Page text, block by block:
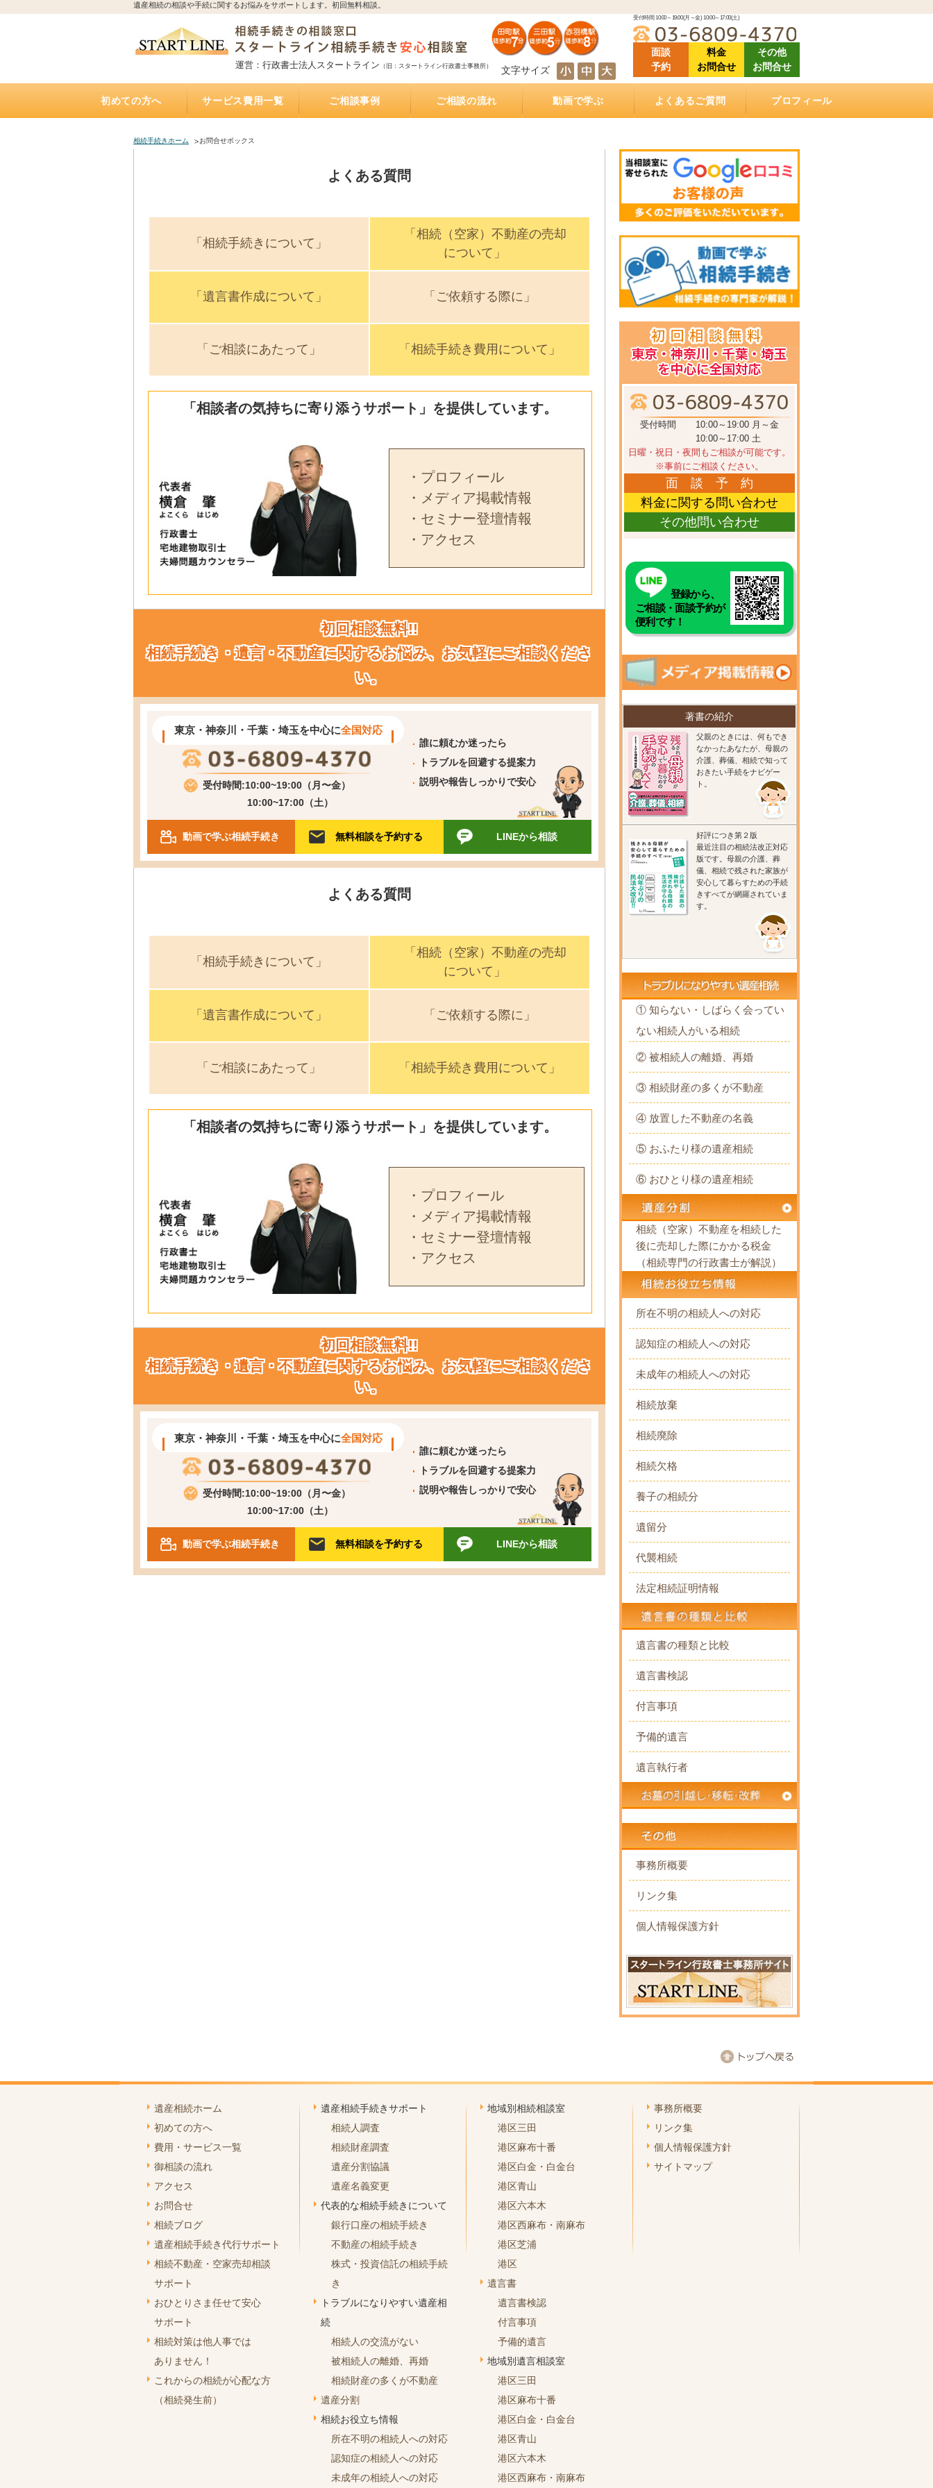
遺産相続の相談や手続に関するお悩みをサポートします。初回無料相談。
運営：行政書士法人スタートライン （旧：スタートライン行政書士事務所） 文字サイズ
受付時間 10:00～19:00(月～金) 10:00～17:00(土)
面談
予約
料金
お問合せ
その他
お問合せ
初めての方へ
ば？費用はいくら？（相続不動産・空家売却）
用は？（専門家が解説）
かかるの？（公正証書遺言）
理・売却を依頼すれば？費用は？
依頼すれば？費用は？
（全国対応）
サービス費用一覧 ご相談事例 ご相談の流れ 動画で学ぶ よくあるご質問 プロフィール
相続手続きホーム お問合せボックス
よくある質問
「相続手続きについて」
「相続（空家）不動産の売却
について」
「遺言書作成について」 「ご依頼する際に」
「ご相談にあたって」 「相続手続き費用について」
「相談者の気持ちに寄り添うサポート」を提供しています。
・プロフィール
・メディア掲載情報
・セミナー登壇情報
・アクセス
初回相談無料!!
相続手続き・遺言・不動産に関するお悩み、お気軽にご相談くださ
い。
東京・神奈川・千葉・埼玉を中心に全国対応
受付時間:10:00~19:00（月〜金）
10:00~17:00（土）
誰に頼むか迷ったら
トラブルを回避する提案力
説明や報告しっかりで安心
動画で学ぶ相続手続き 無料相談を予約する LINEから相談
よくある質問
「相続手続きについて」
「相続（空家）不動産の売却
について」
「遺言書作成について」 「ご依頼する際に」
「ご相談にあたって」 「相続手続き費用について」
「相談者の気持ちに寄り添うサポート」を提供しています。
・プロフィール
・メディア掲載情報
・セミナー登壇情報
・アクセス
初回相談無料!!
相続手続き・遺言・不動産に関するお悩み、お気軽にご相談くださ
い。
東京・神奈川・千葉・埼玉を中心に全国対応
受付時間:10:00~19:00（月〜金）
10:00~17:00（土）
誰に頼むか迷ったら
トラブルを回避する提案力
説明や報告しっかりで安心
動画で学ぶ相続手続き 無料相談を予約する LINEから相談
受付時間
10:00～19:00 月～金
10:00～17:00 土
日曜・祝日・夜間もご相談が可能です。
※事前にご相談ください。
面 談 予 約
料金に関する問い合わせ
その他問い合わせ
登録から、
ご相談・面談予約が
便利です！
著書の紹介
父親のときには、何もでき
なかったあなたが、母親の
介護、葬儀、相続で知って
おきたい手続をナビゲー
ト。
好評につき第２版
最近注目の相続法改正対応
版です。母親の介護、葬
儀、相続で残された家族が
安心して暮らすための手続
きすべてが網羅されていま
す。
① 知らない・しばらく会ってい
ない相続人がいる相続
② 被相続人の離婚、再婚
③ 相続財産の多くが不動産
④ 放置した不動産の名義
⑤ おふたり様の遺産相続
⑥ おひとり様の遺産相続
相続（空家）不動産を相続した
後に売却した際にかかる税金
（相続専門の行政書士が解説）
所在不明の相続人への対応
認知症の相続人への対応
未成年の相続人への対応
相続放棄
相続廃除
相続欠格
養子の相続分
遺留分
代襲相続
法定相続証明情報
遺言書の種類と比較
遺言書検認
付言事項
予備的遺言
遺言執行者
事務所概要
リンク集
個人情報保護方針
遺産相続ホーム
初めての方へ
費用・サービス一覧
御相談の流れ
アクセス
お問合せ
相続ブログ
遺産相続手続き代行サポート
相続不動産・空家売却相談
サポート
おひとりさま任せて安心
サポート
相続対策は他人事では
ありません！
これからの相続が心配な方
（相続発生前）
遺産相続手続きサポート
相続人調査
相続財産調査
遺産分割協議
遺産名義変更
代表的な相続手続きについて
銀行口座の相続手続き
不動産の相続手続き
株式・投資信託の相続手続
き
トラブルになりやすい遺産相
続
相続人の交流がない
被相続人の離婚、再婚
相続財産の多くが不動産
遺産分割
相続お役立ち情報
所在不明の相続人への対応
認知症の相続人への対応
未成年の相続人への対応
地域別相続相談室
港区三田
港区麻布十番
港区白金・白金台
港区青山
港区六本木
港区西麻布・南麻布
港区芝浦
港区
遺言書
遺言書検認
付言事項
予備的遺言
地域別遺言相談室
港区三田
港区麻布十番
港区白金・白金台
港区青山
港区六本木
港区西麻布・南麻布
事務所概要
リンク集
個人情報保護方針
サイトマップ